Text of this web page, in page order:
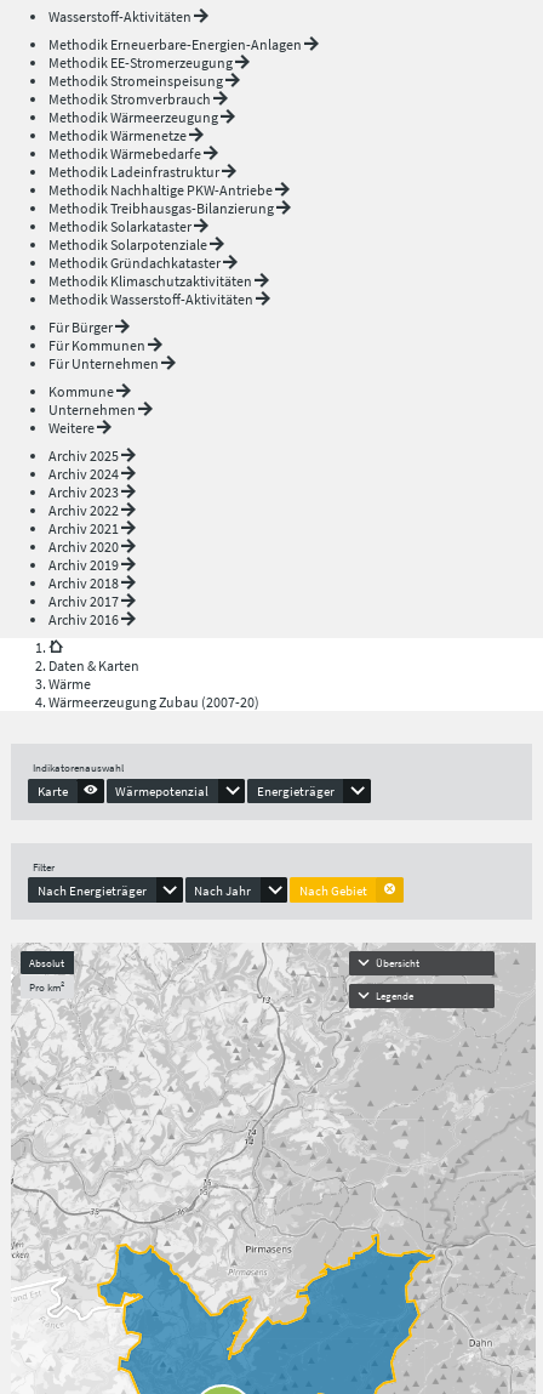
Wasserstoff-Aktivitäten
Methodik Erneuerbare-Energien-Anlagen
Methodik EE-Stromerzeugung
Methodik Stromeinspeisung
Methodik Stromverbrauch
Methodik Wärmeerzeugung
Methodik Wärmenetze
Methodik Wärmebedarfe
Methodik Ladeinfrastruktur
Methodik Nachhaltige PKW-Antriebe
Methodik Treibhausgas-Bilanzierung
Methodik Solarkataster
Methodik Solarpotenziale
Methodik Gründachkataster
Methodik Klimaschutzaktivitäten
Methodik Wasserstoff-Aktivitäten
Für Bürger
Für Kommunen
Für Unternehmen
Kommune
Unternehmen
Weitere
Archiv 2025
Archiv 2024
Archiv 2023
Archiv 2022
Archiv 2021
Archiv 2020
Archiv 2019
Archiv 2018
Archiv 2017
Archiv 2016
Daten & Karten
Wärme
Wärmeerzeugung Zubau (2007-20)
Indikatorenauswahl
Karte Wärmepotenzial Energieträger
Filter
Nach Energieträger Nach Jahr Nach Gebiet
Absolut
Pro km²
Übersicht
Legende